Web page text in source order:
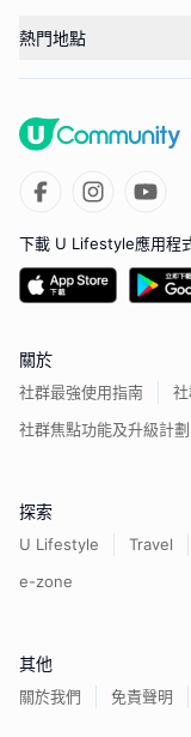
熱門地點
下載 U Lifestyle應用程
關於
社群最強使用指南
社群焦點功能及升級計劃
探索
U Lifestyle Travel
e-zone
其他
關於我們 免責聲明